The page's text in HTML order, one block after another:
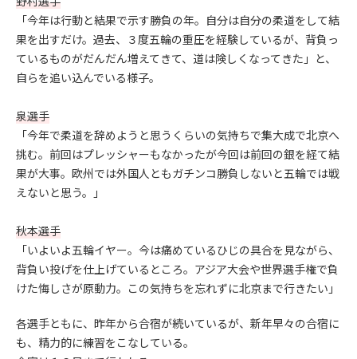
「今年は行動と結果で示す勝負の年。自分は自分の柔道をして結
果を出すだけ。過去、３度五輪の重圧を経験しているが、背負っ
ているものがだんだん増えてきて、道は険しくなってきた」と、
自らを追い込んでいる様子。
泉選手
「今年で柔道を辞めようと思うくらいの気持ちで集大成で北京へ
挑む。前回はプレッシャーもなかったが今回は前回の銀を経て結
果が大事。欧州では外国人ともガチンコ勝負しないと五輪では戦
えないと思う。」
秋本選手
「いよいよ五輪イヤー。今は痛めているひじの具合を見ながら、
背負い投げを仕上げているところ。アジア大会や世界選手権で負
けた悔しさが原動力。この気持ちを忘れずに北京まで行きたい」
各選手ともに、昨年から合宿が続いているが、新年早々の合宿に
も、精力的に練習をこなしている。